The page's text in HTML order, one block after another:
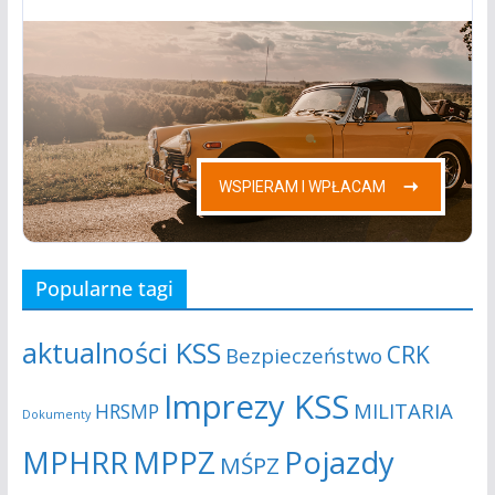
Popularne tagi
aktualności KSS Bezpieczeństwo CRK
Dokumenty HRSMP Imprezy KSS MILITARIA
MPHRRMPPZ MŚPZ Pojazdy